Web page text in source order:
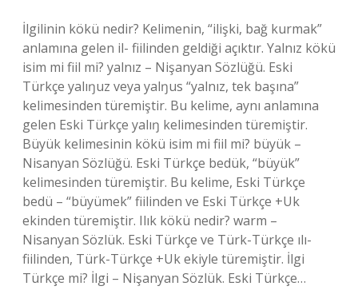
İlgilinin kökü nedir? Kelimenin, “ilişki, bağ kurmak”
anlamına gelen il- fiilinden geldiği açıktır. Yalnız kökü
isim mi fiil mi? yalnız – Nişanyan Sözlüğü. Eski
Türkçe yalıŋuz veya yalŋus “yalnız, tek başına”
kelimesinden türemiştir. Bu kelime, aynı anlamına
gelen Eski Türkçe yalıŋ kelimesinden türemiştir.
Büyük kelimesinin kökü isim mi fiil mi? büyük –
Nisanyan Sözlüğü. Eski Türkçe bedük, “büyük”
kelimesinden türemiştir. Bu kelime, Eski Türkçe
bedü – “büyümek” fiilinden ve Eski Türkçe +Uk
ekinden türemiştir. Ilık kökü nedir? warm –
Nisanyan Sözlük. Eski Türkçe ve Türk-Türkçe ılı-
fiilinden, Türk-Türkçe +Uk ekiyle türemiştir. İlgi
Türkçe mi? İlgi – Nişanyan Sözlük. Eski Türkçe…